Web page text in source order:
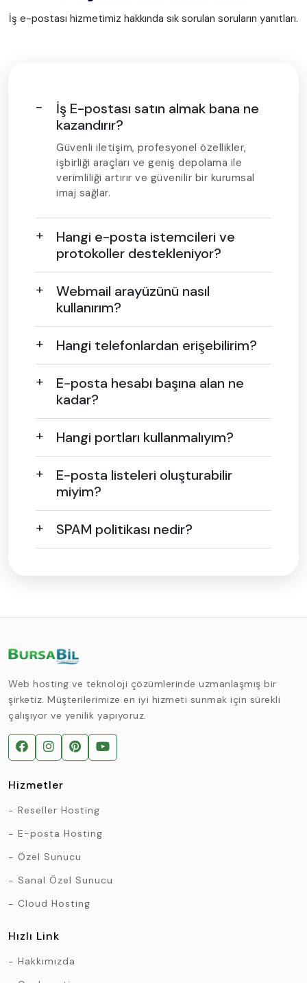
İş e-postası hizmetimiz hakkında sık sorulan soruların yanıtları.
İş E-postası satın almak bana ne
kazandırır?
Güvenli iletişim, profesyonel özellikler,
işbirliği araçları ve geniş depolama ile
verimliliği artırır ve güvenilir bir kurumsal
imaj sağlar.
Hangi e-posta istemcileri ve
protokoller destekleniyor?
Webmail arayüzünü nasıl
kullanırım?
Hangi telefonlardan erişebilirim?
E-posta hesabı başına alan ne
kadar?
Hangi portları kullanmalıyım?
E-posta listeleri oluşturabilir
miyim?
SPAM politikası nedir?
Web hosting ve teknoloji çözümlerinde uzmanlaşmış bir
şirketiz. Müşterilerimize en iyi hizmeti sunmak için sürekli
çalışıyor ve yenilik yapıyoruz.
Hizmetler
Reseller Hosting
E-posta Hosting
Özel Sunucu
Sanal Özel Sunucu
Cloud Hosting
Hızlı Link
Hakkımızda